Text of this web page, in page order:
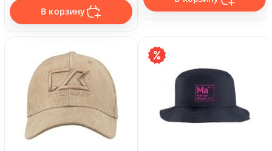
В корзину